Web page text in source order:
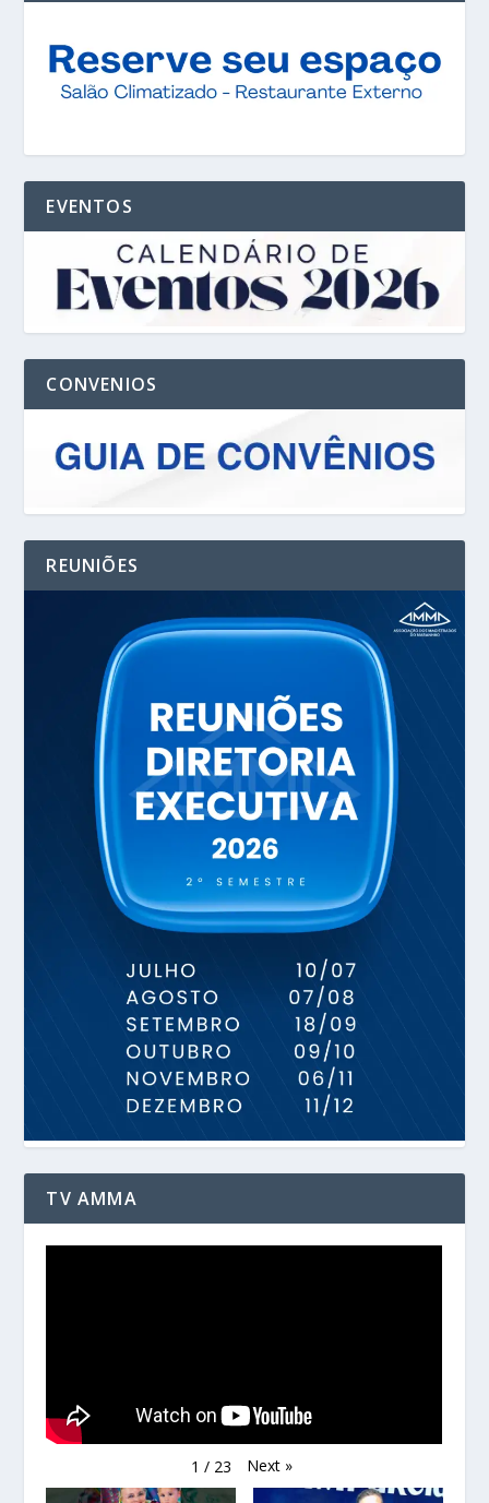
EVENTOS
CONVENIOS
REUNIÕES
TV AMMA
1 / 23 Next »